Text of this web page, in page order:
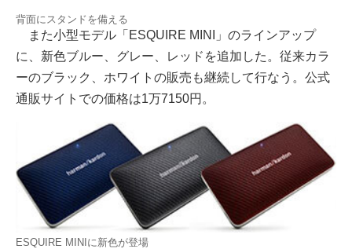
背面にスタンドを備える
また小型モデル「ESQUIRE MINI」のラインアップ
に、新色ブルー、グレー、レッドを追加した。従来カラ
ーのブラック、ホワイトの販売も継続して行なう。公式
通販サイトでの価格は1万7150円。
ESQUIRE MINIに新色が登場